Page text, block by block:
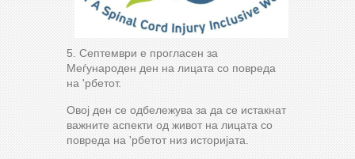
5. Септември е прогласен за
Меѓународен ден на лицата со повреда
на 'рбетот.
Овој ден се одбележува за да се истакнат
важните аспекти од живот на лицата со
повреда на 'рбетот низ историјата.